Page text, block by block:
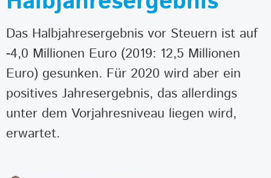
Das Halbjahresergebnis vor Steuern ist auf
-4,0 Millionen Euro (2019: 12,5 Millionen
Euro) gesunken. Für 2020 wird aber ein
positives Jahresergebnis, das allerdings
unter dem Vorjahresniveau liegen wird,
erwartet.